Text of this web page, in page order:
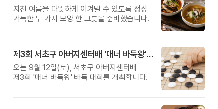
지친 여름을 따뜻하게 이겨낼 수 있도록 정성
가득한 두 가지 보양 한 그릇을 준비했습니다.
제3회 서초구 아버지센터배 '매너 바둑왕' 대회
오는 9월 12일(토), 서초구 아버지센터배
제3회 '매너 바둑왕' 바둑 대회를 개최합니다.